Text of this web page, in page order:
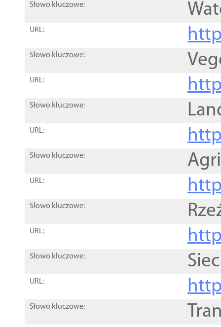
Słowo kluczowe:
URL:
Słowo kluczowe:
URL:
Słowo kluczowe:
URL:
Słowo kluczowe:
URL:
Słowo kluczowe:
URL:
Słowo kluczowe:
URL:
Słowo kluczowe: